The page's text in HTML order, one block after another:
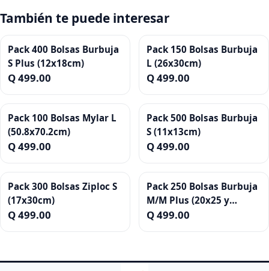
También te puede interesar
Pack 400 Bolsas Burbuja
S Plus (12x18cm)
Q 499.00
Pack 150 Bolsas Burbuja
L (26x30cm)
Q 499.00
Pack 100 Bolsas Mylar L
(50.8x70.2cm)
Q 499.00
Pack 500 Bolsas Burbuja
S (11x13cm)
Q 499.00
Pack 300 Bolsas Ziploc S
(17x30cm)
Q 499.00
Pack 250 Bolsas Burbuja
M/M Plus (20x25 y
17x32cm)
Q 499.00